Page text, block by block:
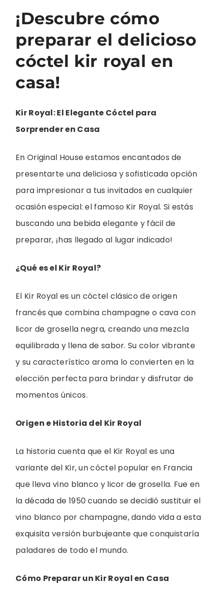
¡Descubre cómo
preparar el delicioso
cóctel kir royal en
casa!
Kir Royal: El Elegante Cóctel para
Sorprender en Casa
En Original House estamos encantados de
presentarte una deliciosa y sofisticada opción
para impresionar a tus invitados en cualquier
ocasión especial: el famoso Kir Royal. Si estás
buscando una bebida elegante y fácil de
preparar, ¡has llegado al lugar indicado!
¿Qué es el Kir Royal?
El Kir Royal es un cóctel clásico de origen
francés que combina champagne o cava con
licor de grosella negra, creando una mezcla
equilibrada y llena de sabor. Su color vibrante
y su característico aroma lo convierten en la
elección perfecta para brindar y disfrutar de
momentos únicos.
Origen e Historia del Kir Royal
La historia cuenta que el Kir Royal es una
variante del Kir, un cóctel popular en Francia
que lleva vino blanco y licor de grosella. Fue en
la década de 1950 cuando se decidió sustituir el
vino blanco por champagne, dando vida a esta
exquisita versión burbujeante que conquistaría
paladares de todo el mundo.
Cómo Preparar un Kir Royal en Casa